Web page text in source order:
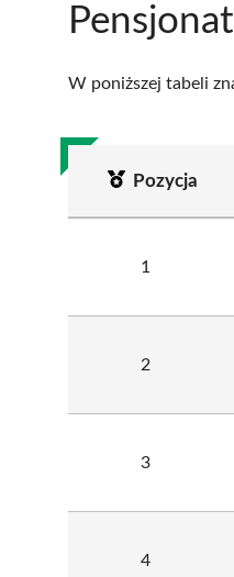
W poniższej tabeli
Pozycja
1
2
3
4